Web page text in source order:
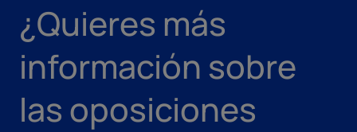
¿Quieres más
información sobre
las oposiciones